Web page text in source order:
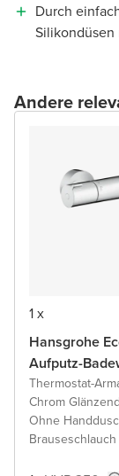
Durch
Andere
1 x
Hansgrohe
Aufputz-
Thermostat-
Chrom Glänzend
Ohne
Brauseschlauch